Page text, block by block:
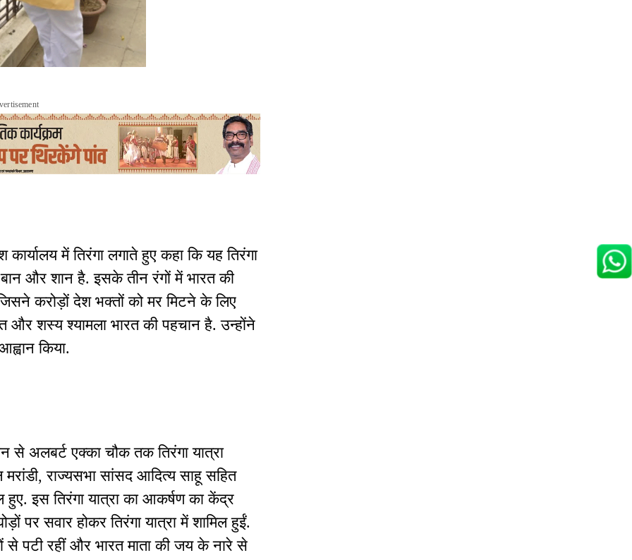
में तिरंगा लगाते हुए कहा कि यह तिरंगा
और शान है. इसके तीन रंगों में भारत की
करोड़ों देश भक्तों को मर मिटने के लिए
शस्य श्यामला भारत की पहचान है. उन्होंने
किया.
से अलबर्ट एक्का चौक तक तिरंगा यात्रा
राज्यसभा सांसद आदित्य साहू सहित
हुए. इस तिरंगा यात्रा का आकर्षण का केंद्र
पर सवार होकर तिरंगा यात्रा में शामिल हुईं.
से पटी रहीं और भारत माता की जय के नारे से